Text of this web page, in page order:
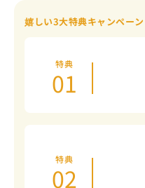
嬉しい3大特典キャンペーン
特典
01
特典
02